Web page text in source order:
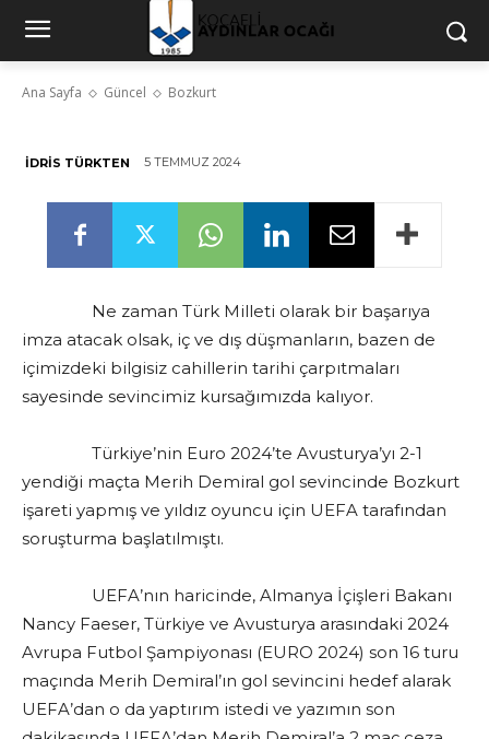
Ana Sayfa Güncel Bozkurt
Bozkurt
İDRIS TÜRKTEN 5 TEMMUZ 2024
Ne zaman Türk Milleti olarak bir başarıya
imza atacak olsak, iç ve dış düşmanların, bazen de
içimizdeki bilgisiz cahillerin tarihi çarpıtmaları
sayesinde sevincimiz kursağımızda kalıyor.
Türkiye’nin Euro 2024’te Avusturya’yı 2-1
yendiği maçta Merih Demiral gol sevincinde Bozkurt
işareti yapmış ve yıldız oyuncu için UEFA tarafından
soruşturma başlatılmıştı.
UEFA’nın haricinde, Almanya İçişleri Bakanı
Nancy Faeser, Türkiye ve Avusturya arasındaki 2024
Avrupa Futbol Şampiyonası (EURO 2024) son 16 turu
maçında Merih Demiral’ın gol sevincini hedef alarak
UEFA’dan o da yaptırım istedi ve yazımın son